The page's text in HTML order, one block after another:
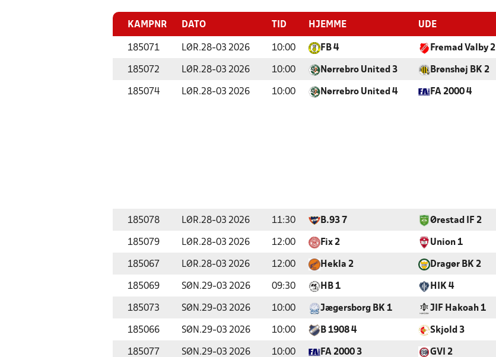
KAMPNR DATO TID HJEMME UDE
185071 LØR.28-03 2026 10:00 FB 4 Fremad Valby 2
185072 LØR.28-03 2026 10:00 Nørrebro United 3 Brønshøj BK 2
185074 LØR.28-03 2026 10:00 Nørrebro United 4 FA 2000 4
185078 LØR.28-03 2026 11:30 B.93 7 Ørestad IF 2
185079 LØR.28-03 2026 12:00 Fix 2 Union 1
185067 LØR.28-03 2026 12:00 Hekla 2 Dragør BK 2
185069 SØN.29-03 2026 09:30 HB 1 HIK 4
185073 SØN.29-03 2026 10:00 Jægersborg BK 1 JIF Hakoah 1
185066 SØN.29-03 2026 10:00 B 1908 4 Skjold 3
185077 SØN.29-03 2026 10:00 FA 2000 3 GVI 2